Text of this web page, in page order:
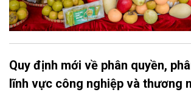
Quy định mới về phân quyền,
lĩnh vực công nghiệp và thương